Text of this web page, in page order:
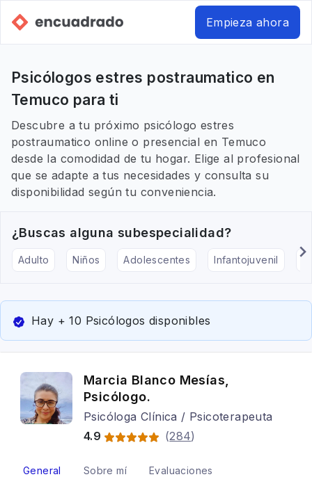
Empieza ahora
Psicólogos estres postraumatico en
Temuco para ti
Descubre a tu próximo psicólogo estres
postraumatico online o presencial en Temuco
desde la comodidad de tu hogar. Elige al profesional
que se adapte a tus necesidades y consulta su
disponibilidad según tu conveniencia.
¿Buscas alguna subespecialidad?
Adulto Niños Adolescentes Infantojuvenil
Hay + 10 Psicólogos disponibles
Marcia Blanco Mesías,
Psicólogo.
Psicóloga Clínica / Psicoterapeuta
4.9
(284)
General Sobre mí Evaluaciones